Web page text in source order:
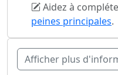
Aidez à
peines principales.
Afficher plus